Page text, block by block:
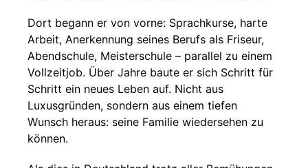
Dort begann er von vorne: Sprachkurse, harte
Arbeit, Anerkennung seines Berufs als Friseur,
Abendschule, Meisterschule – parallel zu einem
Vollzeitjob. Über Jahre baute er sich Schritt für
Schritt ein neues Leben auf. Nicht aus
Luxusgründen, sondern aus einem tiefen
Wunsch heraus: seine Familie wiedersehen zu
können.